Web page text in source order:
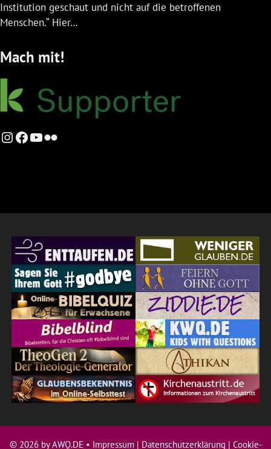
Institution geschaut und nicht auf die betroffenen
Menschen.“ Hier…
Mach mit!
Instagram
Facebook
YouTube
Flickr
© 2026 by AWQ.DE • Impressum| Datenschutzerklärung | Cookie-